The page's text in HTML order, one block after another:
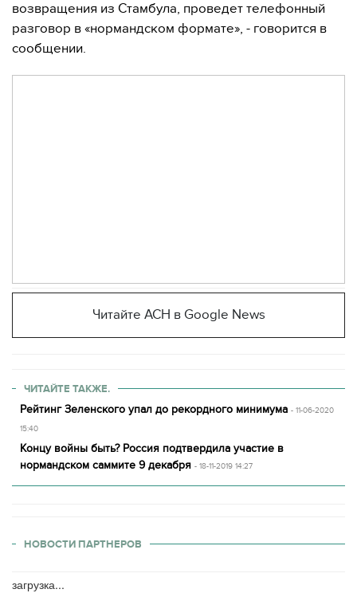
возвращения из Стамбула, проведет телефонный
разговор в «нормандском формате», - говорится в
сообщении.
Читайте АСН в Google News
ЧИТАЙТЕ ТАКЖЕ.
Рейтинг Зеленского упал до рекордного минимума - 11-06-2020
15:40
Концу войны быть? Россия подтвердила участие в
нормандском саммите 9 декабря - 18-11-2019 14:27
НОВОСТИ ПАРТНЕРОВ
загрузка...